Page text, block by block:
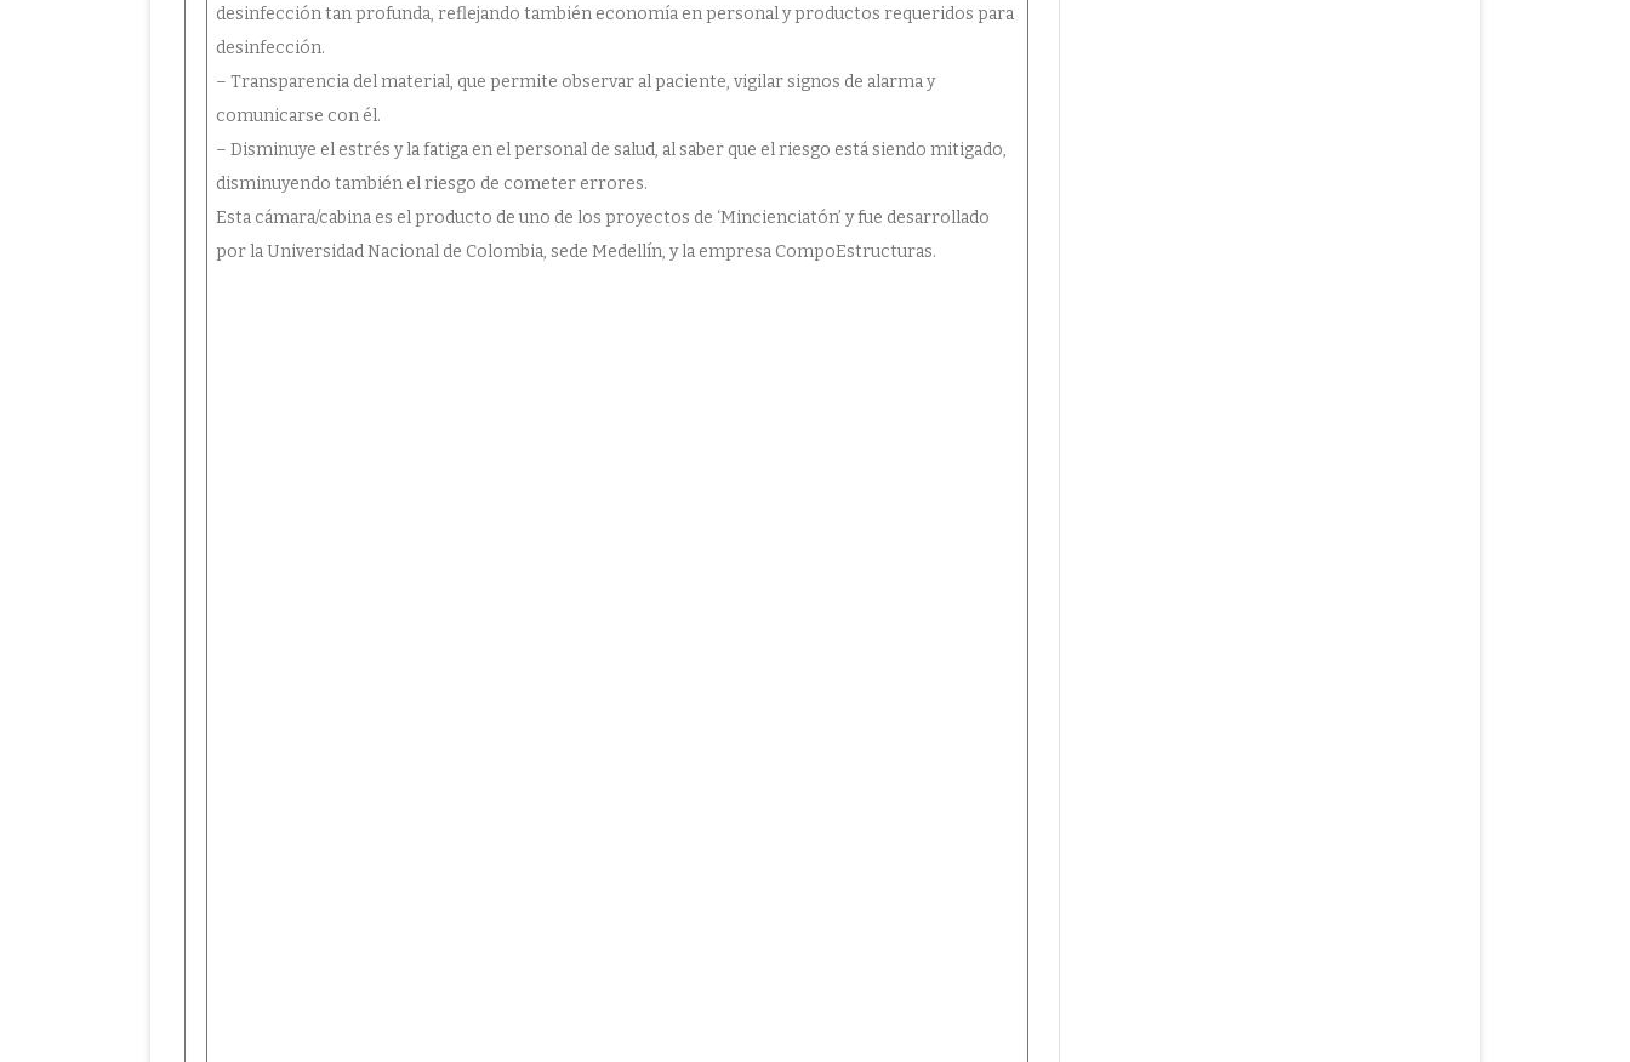
desinfección tan profunda, reflejando también economía en personal y productos requeridos para
desinfección.
– Transparencia del material, que permite observar al paciente, vigilar signos de alarma y
comunicarse con él.
– Disminuye el estrés y la fatiga en el personal de salud, al saber que el riesgo está siendo mitigado,
disminuyendo también el riesgo de cometer errores.
Esta cámara/cabina es el producto de uno de los proyectos de ‘Mincienciatón’ y fue desarrollado
por la Universidad Nacional de Colombia, sede Medellín, y la empresa CompoEstructuras.